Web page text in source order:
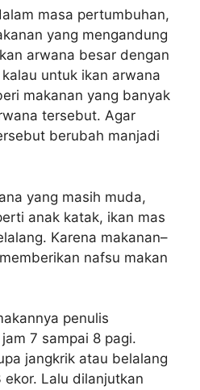
masa pertumbuhan,
yang mengandung
arwana besar dengan
untuk ikan arwana
makanan yang banyak
tersebut. Agar
berubah manjadi
yang masih muda,
anak katak, ikan mas
Karena makanan–
nafsu makan
penulis
7 sampai 8 pagi.
jangkrik atau belalang
Lalu dilanjutkan